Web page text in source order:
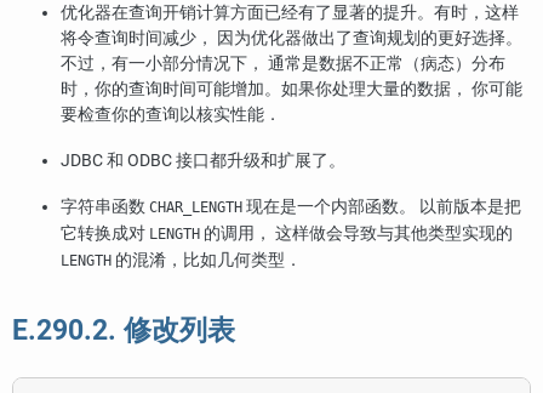
优化器在查询开销计算方面已经有了显著的提升。有时，这样
将令查询时间减少， 因为优化器做出了查询规划的更好选择。
不过，有一小部分情况下， 通常是数据不正常（病态）分布
时，你的查询时间可能增加。如果你处理大量的数据， 你可能
要检查你的查询以核实性能．
JDBC和 ODBC接口都升级和扩展了。
字符串函数 CHAR_LENGTH 现在是一个内部函数。 以前版本是把
它转换成对 LENGTH 的调用， 这样做会导致与其他类型实现的
LENGTH 的混淆，比如几何类型．
E.290.2. 修改列表